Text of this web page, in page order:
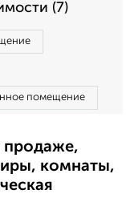
(7)
помещение
продаже,
комнаты,